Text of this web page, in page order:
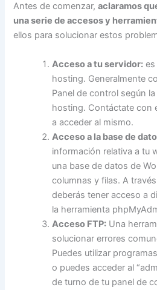
Antes de comenzar,aclaramos
una serie de accesos y
ellos para solucionar estos
Acceso a tu servidor: es
hosting. Generalmente
Panel de control según
hosting. Contáctate con
a acceder al mismo.
Acceso a la base de
información relativa a tu
una base de datos de
columnas y filas. A
deberás tener acceso a
la herramienta
Acceso FTP: Una
solucionar errores
Puedes utilizar
o puedes acceder al
de turno de tu panel de